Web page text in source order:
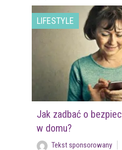
LIFESTYLE
Jak zadbać o
w domu?
Tekst sponsorowany